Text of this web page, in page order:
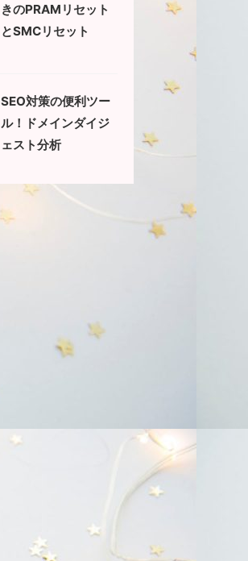
きのPRAMリセット
とSMCリセット
SEO対策の便利ツー
ル！ドメインダイジ
ェスト分析